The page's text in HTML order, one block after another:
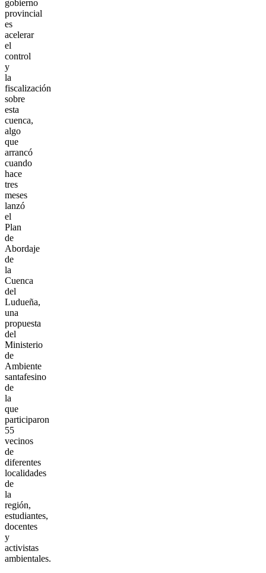
gobierno
provincial
es
acelerar
el
control
y
la
fiscalización
sobre
esta
cuenca,
algo
que
arrancó
cuando
hace
tres
meses
lanzó
el
Plan
de
Abordaje
de
la
Cuenca
del
Ludueña,
una
propuesta
del
Ministerio
de
Ambiente
santafesino
de
la
que
participaron
55
vecinos
de
diferentes
localidades
de
la
región,
estudiantes,
docentes
y
activistas
ambientales.